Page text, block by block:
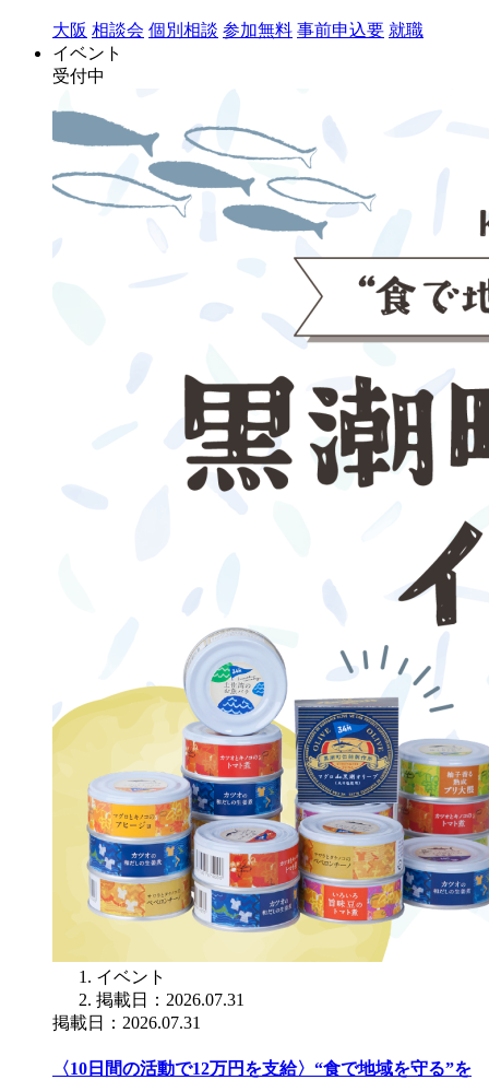
大阪 相談会 個別相談 参加無料 事前申込要 就職
イベント
受付中
イベント
掲載日：2026.07.31
掲載日：2026.07.31
〈10日間の活動で12万円を支給〉“食で地域を守る”を